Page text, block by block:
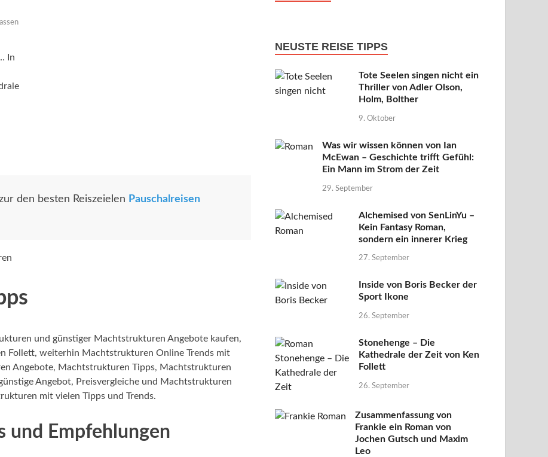
In
den besten Reiszeielen Pauschalreisen
und günstiger Machtstrukturen Angebote kaufen,
Follett, weiterhin Machtstrukturen Online Trends mit
Angebote, Machtstrukturen Tipps, Machtstrukturen
Angebot, Preisvergleiche und Machtstrukturen
mit vielen Tipps und Trends.
und Empfehlungen
NEUSTE REISE TIPPS
Tote Seelen singen nicht ein
Thriller von Adler Olson,
Holm, Bolther
9. Oktober
Was wir wissen können von Ian
McEwan – Geschichte trifft Gefühl:
Ein Mann im Strom der Zeit
29. September
Alchemised von SenLinYu –
Kein Fantasy Roman,
sondern ein innerer Krieg
27. September
Inside von Boris Becker der
Sport Ikone
26. September
Stonehenge – Die
Kathedrale der Zeit von Ken
Follett
26. September
Zusammenfassung von
Frankie ein Roman von
Jochen Gutsch und Maxim
Leo